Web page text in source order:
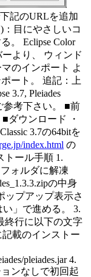
記のURLを追加
：目にやさしいコ
。 Eclipse Color
より、 ウィンド
のインポート よ
ート。 追記：上
3.7, Pleiades
参考下さい。 ■前
■ダウンロード ・
3.7の64bitを
index.html の
トール手順 1.
フォルダに解凍
の中身
ップアップ表示さ
」で進める。 3.
終行に以下の文字
記載のインストー
pleiades.jar 4.
ョンなしで初回起